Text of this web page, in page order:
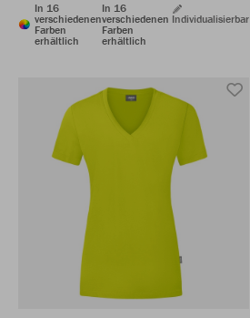
In 16
verschiedenen
Farben
erhältlich
In 16
verschiedenen
Farben
erhältlich
Individualisierbar